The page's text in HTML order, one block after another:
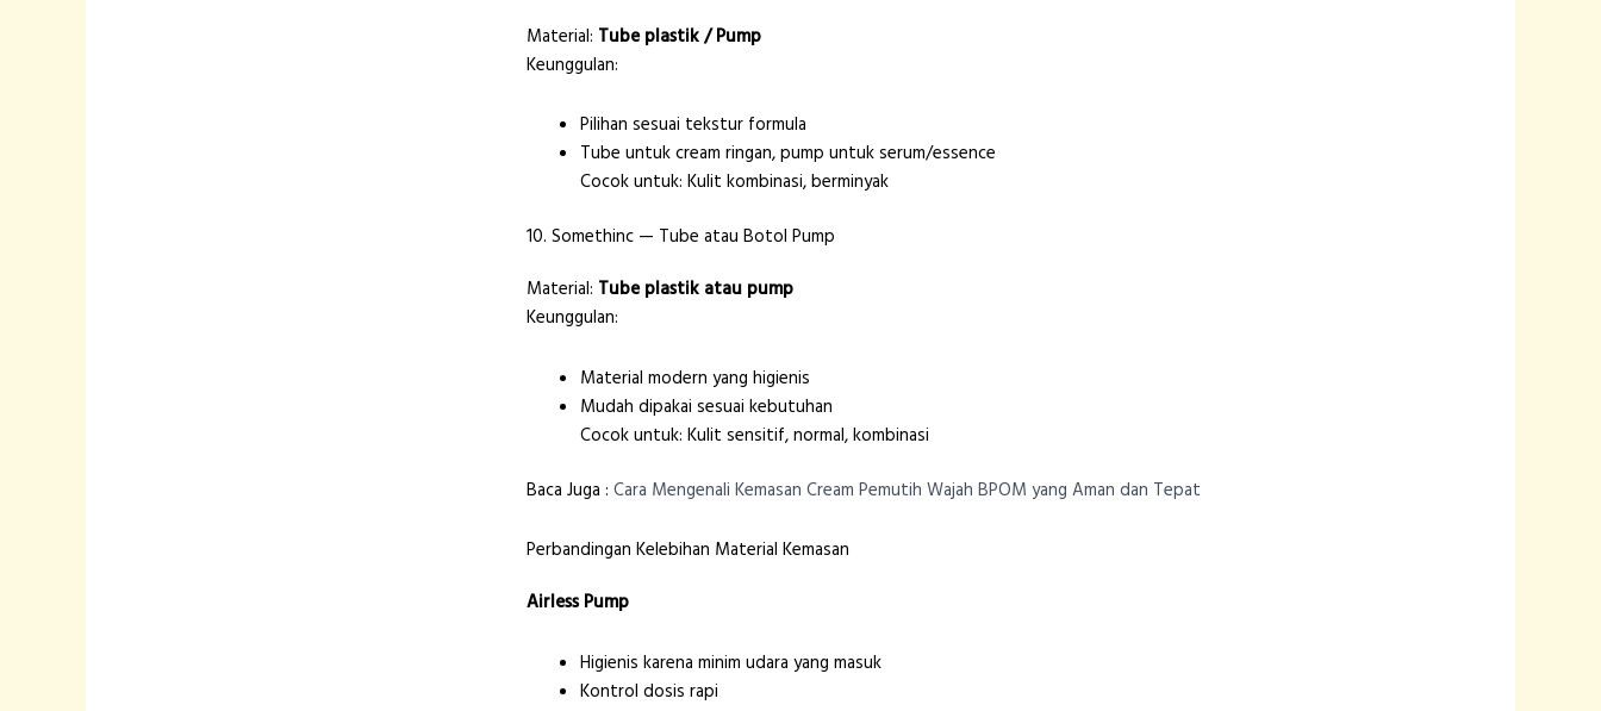
Material: Tube plastik / Pump
Keunggulan:
Pilihan sesuai tekstur formula
Tube untuk cream ringan, pump untuk serum/essence
Cocok untuk: Kulit kombinasi, berminyak
10. Somethinc — Tube atau Botol Pump
Material: Tube plastik atau pump
Keunggulan:
Material modern yang higienis
Mudah dipakai sesuai kebutuhan
Cocok untuk: Kulit sensitif, normal, kombinasi
Baca Juga :Cara Mengenali Kemasan Cream Pemutih Wajah BPOM yang Aman dan Tepat
Perbandingan Kelebihan Material Kemasan
Airless Pump
Higienis karena minim udara yang masuk
Kontrol dosis rapi